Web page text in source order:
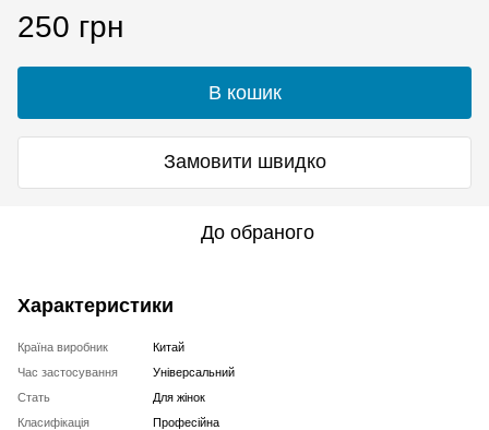
250 грн
В кошик
Замовити швидко
До обраного
Характеристики
Країна виробник
Китай
Час застосування
Універсальний
Стать
Для жінок
Класифікація
Професійна